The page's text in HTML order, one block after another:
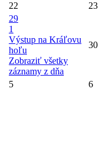
22 23
29
1
Výstup na Kráľovu
hoľu
Zobraziť všetky
záznamy z dňa
30
5 6